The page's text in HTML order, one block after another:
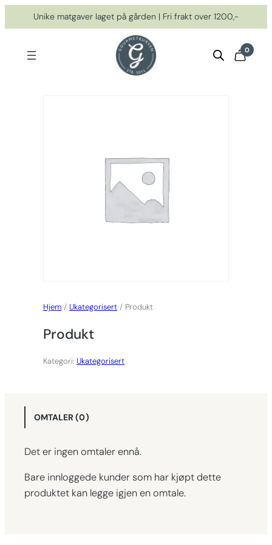
til
Unike matgaver laget på gården | Fri frakt over 1200,-
0
Hjem /Ukategorisert / Produkt
Produkt
Kategori:Ukategorisert
OMTALER (0)
Det er ingen omtaler ennå.
Bare innloggede kunder som har kjøpt dette
produktet kan legge igjen en omtale.